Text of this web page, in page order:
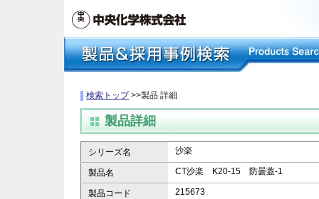
検索トップ>>製品 詳細
製品詳細
シリーズ名 沙楽
製品名 CT沙楽 K20-15 防曇蓋-1
製品コード 215673